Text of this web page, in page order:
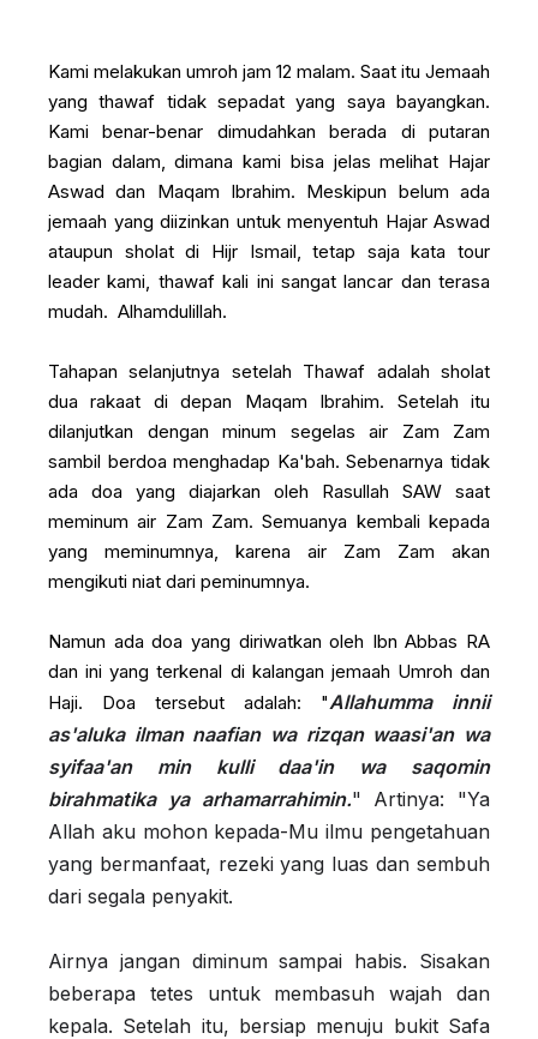
Kami melakukan umroh jam 12 malam. Saat itu Jemaah
yang thawaf tidak sepadat yang saya bayangkan.
Kami benar-benar dimudahkan berada di putaran
bagian dalam, dimana kami bisa jelas melihat Hajar
Aswad dan Maqam Ibrahim. Meskipun belum ada
jemaah yang diizinkan untuk menyentuh Hajar Aswad
ataupun sholat di Hijr Ismail, tetap saja kata tour
leader kami, thawaf kali ini sangat lancar dan terasa
mudah. Alhamdulillah.
Tahapan selanjutnya setelah Thawaf adalah sholat
dua rakaat di depan Maqam Ibrahim. Setelah itu
dilanjutkan dengan minum segelas air Zam Zam
sambil berdoa menghadap Ka'bah. Sebenarnya tidak
ada doa yang diajarkan oleh Rasullah SAW saat
meminum air Zam Zam. Semuanya kembali kepada
yang meminumnya, karena air Zam Zam akan
mengikuti niat dari peminumnya.
Namun ada doa yang diriwatkan oleh Ibn Abbas RA
dan ini yang terkenal di kalangan jemaah Umroh dan
Haji. Doa tersebut adalah: "Allahumma innii
as'aluka ilman naafian wa rizqan waasi'an wa
syifaa'an min kulli daa'in wa saqomin
birahmatika ya arhamarrahimin." Artinya: "Ya
Allah aku mohon kepada-Mu ilmu pengetahuan
yang bermanfaat, rezeki yang luas dan sembuh
dari segala penyakit.
Airnya jangan diminum sampai habis. Sisakan
beberapa tetes untuk membasuh wajah dan
kepala. Setelah itu, bersiap menuju bukit Safa